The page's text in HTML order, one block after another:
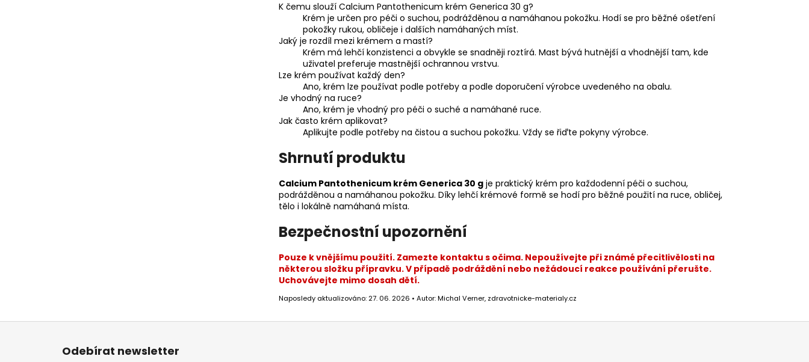
K čemu slouží Calcium Pantothenicum krém Generica 30 g?
Krém je určen pro péči o suchou, podrážděnou a namáhanou pokožku. Hodí se pro běžné ošetření
pokožky rukou, obličeje i dalších namáhaných míst.
Jaký je rozdíl mezi krémem a mastí?
Krém má lehčí konzistenci a obvykle se snadněji roztírá. Mast bývá hutnější a vhodnější tam, kde
uživatel preferuje mastnější ochrannou vrstvu.
Lze krém používat každý den?
Ano, krém lze používat podle potřeby a podle doporučení výrobce uvedeného na obalu.
Je vhodný na ruce?
Ano, krém je vhodný pro péči o suché a namáhané ruce.
Jak často krém aplikovat?
Aplikujte podle potřeby na čistou a suchou pokožku. Vždy se řiďte pokyny výrobce.
Shrnutí produktu
Calcium Pantothenicum krém Generica 30 g je praktický krém pro každodenní péči o suchou,
podrážděnou a namáhanou pokožku. Díky lehčí krémové formě se hodí pro běžné použití na ruce, obličej,
tělo i lokálně namáhaná místa.
Bezpečnostní upozornění
Pouze k vnějšímu použití. Zamezte kontaktu s očima. Nepoužívejte při známé přecitlivělosti na
některou složku přípravku. V případě podráždění nebo nežádoucí reakce používání přerušte.
Uchovávejte mimo dosah dětí.
Naposledy aktualizováno: 27. 06. 2026 • Autor: Michal Verner, zdravotnicke-materialy.cz
Z
Odebírat newsletter